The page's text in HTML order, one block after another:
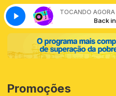
TOCANDO AGORA
Parte 6 Back
Promoções